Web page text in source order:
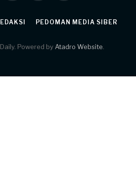
PEDOMAN MEDIA SIBER
Powered by Atadro Website